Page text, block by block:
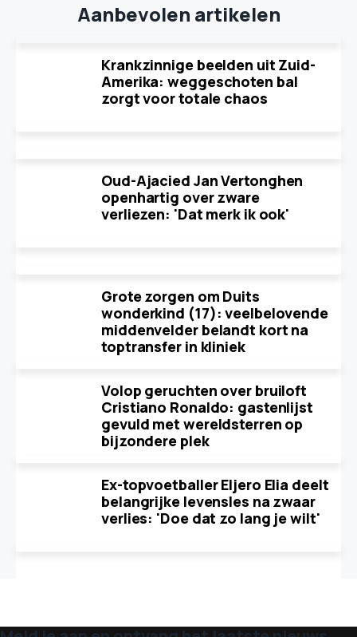
Aanbevolen artikelen
Krankzinnige beelden uit Zuid-
Amerika: weggeschoten bal
zorgt voor totale chaos
Oud-Ajacied Jan Vertonghen
openhartig over zware
verliezen: 'Dat merk ik ook'
Grote zorgen om Duits
wonderkind (17): veelbelovende
middenvelder belandt kort na
toptransfer in kliniek
Volop geruchten over bruiloft
Cristiano Ronaldo: gastenlijst
gevuld met wereldsterren op
bijzondere plek
Ex-topvoetballer Eljero Elia deelt
belangrijke levensles na zwaar
verlies: 'Doe dat zo lang je wilt'